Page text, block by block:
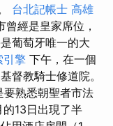
台北記帳士 高雄
曾經是皇家席位，
葡萄牙唯一的大
引擎 下午，在一個
督教騎士修道院。
要熟悉朝聖者市法
13日出現了半